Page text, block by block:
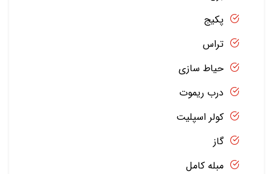
پکیج
تراس
حیاط سازی
درب ریموت
کولر اسپلیت
گاز
مبله کامل